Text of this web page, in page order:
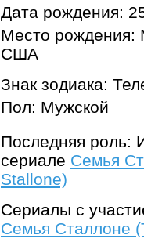
Дата рождения:
Место рождения:
США
Знак зодиака:
Пол: Мужской
Последняя роль:
сериале Семья
Stallone)
Сериалы с
Семья Сталлоне